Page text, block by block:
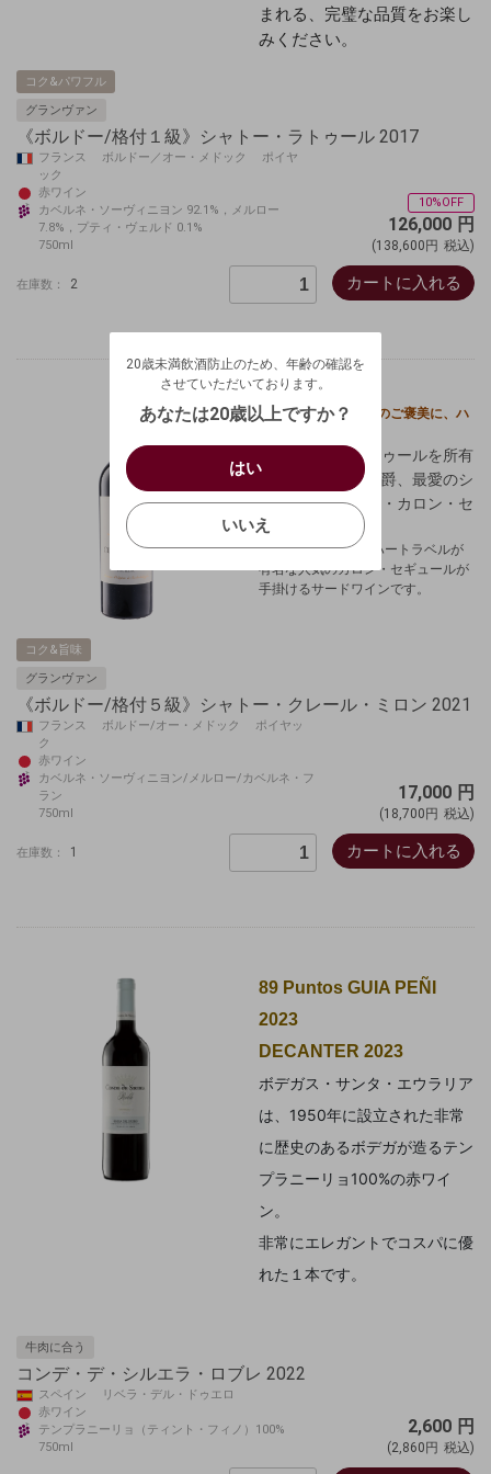
まれる、完璧な品質をお楽し
みください。
コク&パワフル
グランヴァン
《ボルドー/格付１級》シャトー・ラトゥール 2017
フランス ボルドー／オー・メドック ポイヤ
ック
赤ワイン
カベルネ・ソーヴィニヨン 92.1%，メルロー
7.8%，プティ・ヴェルド 0.1%
750ml
10%OFF
126,000 円
(138,600円 税込)
在庫数： 2 カートに入れる
お祝いに、ご自分へのご褒美に、 ハ
ラフィットやラトゥールを所有
するセギュール侯爵、最愛のシ
ャトー「シャトー・カロン・セ
ギュール」。
メドック格付3級、ハートラベルが
有名な人気のカロン・セギュールが
手掛けるサードワインです。
コク&旨味
グランヴァン
《ボルドー/格付５級》シャトー・クレール・ミロン 2021
フランス ボルドー/オー・メドック ポイヤッ
ク
赤ワイン
カベルネ・ソーヴィニヨン/メルロー/カベルネ・フ
ラン
750ml
17,000 円
(18,700円 税込)
在庫数： 1 カートに入れる
89 Puntos GUIA PEÑI
2023
DECANTER 2023
ボデガス・サンタ・エウラリア
は、1950年に設立された非常
に歴史のあるボデガが造るテン
プラニーリョ100%の赤ワイ
ン。
非常にエレガントでコスパに優
れた１本です。
牛肉に合う
コンデ・デ・シルエラ・ロブレ 2022
スペイン リベラ・デル・ドゥエロ
赤ワイン
テンプラニーリョ（ティント・フィノ）100%
750ml
2,600 円
(2,860円 税込)
お買い物を続ける カートへ進む
20歳未満飲酒防止のため、年齢の確認を
させていただいております。
あなたは20歳以上ですか？
はい
いいえ
生年月日を入力してください。
西暦
/
確認する
ログアウトします。よろしいですか？